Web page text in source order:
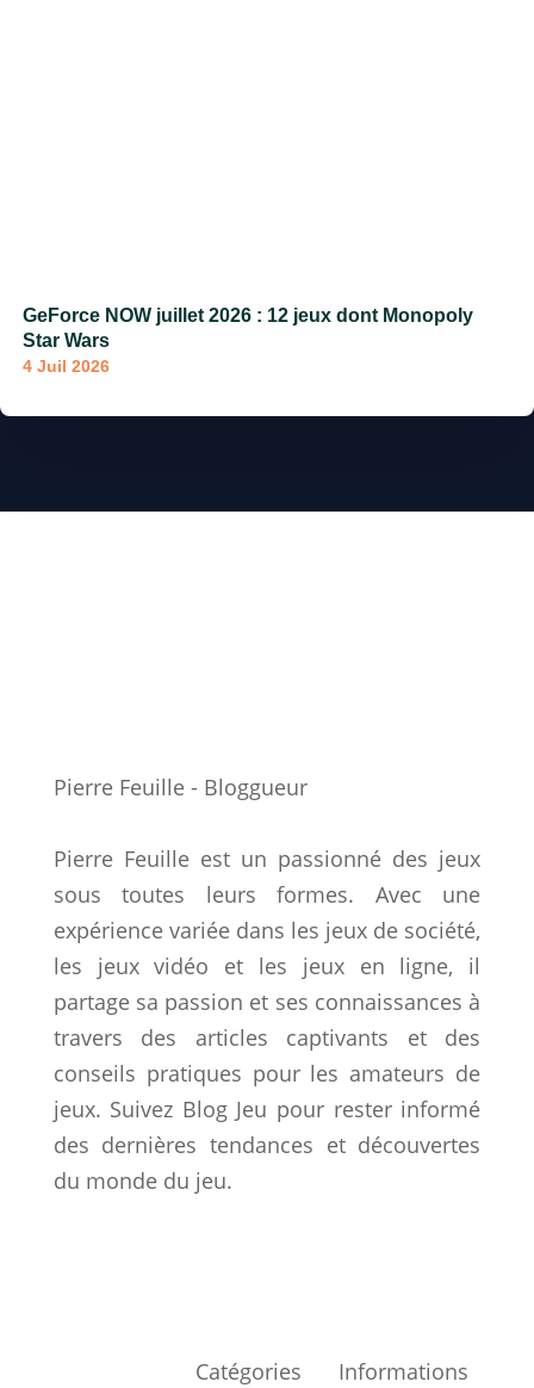
GeForce NOW juillet 2026 : 12 jeux dont Monopoly
Star Wars
4 Juil 2026
Pierre Feuille - Bloggueur
Pierre Feuille est un passionné des jeux
sous toutes leurs formes. Avec une
expérience variée dans les jeux de société,
les jeux vidéo et les jeux en ligne, il
partage sa passion et ses connaissances à
travers des articles captivants et des
conseils pratiques pour les amateurs de
jeux. Suivez Blog Jeu pour rester informé
des dernières tendances et découvertes
du monde du jeu.
Catégories Informations